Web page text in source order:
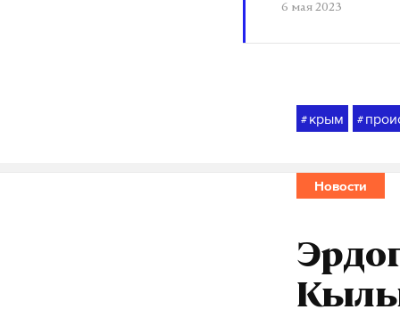
6 мая 2023
# крым #
Новости